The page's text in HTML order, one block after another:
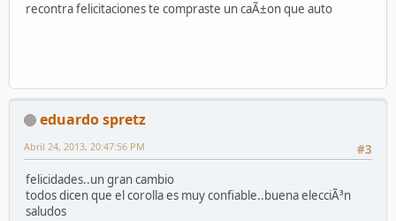
recontra felicitaciones te compraste un caÃ±on que auto
eduardo spretz
#3
Abril 24, 2013, 20:47:56 PM
felicidades..un gran cambio
todos dicen que el corolla es muy confiable..buena elecciÃ³n
saludos